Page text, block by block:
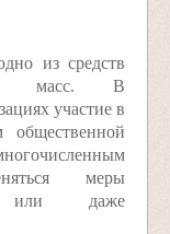
из средств
масс. В
участие в
общественной
меры
или даже